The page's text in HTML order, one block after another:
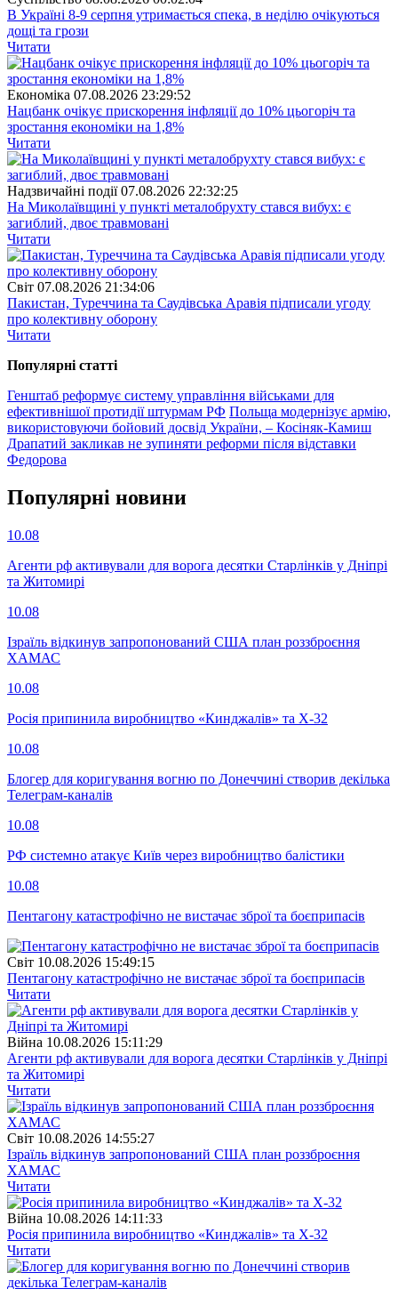
В Україні 8-9 серпня утримається спека, в неділю очікуються
дощі та грози
Читати
Економіка 07.08.2026 23:29:52
Нацбанк очікує прискорення інфляції до 10% цьогоріч та
зростання економіки на 1,8%
Читати
Надзвичайні події 07.08.2026 22:32:25
На Миколаївщині у пункті металобрухту стався вибух: є
загиблий, двоє травмовані
Читати
Свiт 07.08.2026 21:34:06
Пакистан, Туреччина та Саудівська Аравія підписали угоду
про колективну оборону
Читати
Популярнi статтi
Генштаб реформує систему управління військами для
ефективнішої протидії штурмам РФ Польща модернізує армію,
використовуючи бойовий досвід України, – Косіняк-Камиш
Драпатий закликав не зупиняти реформи після відставки
Федорова
Популярнi новини
10.08
Агенти рф активували для ворога десятки Старлінків у Дніпрі
та Житомирі
10.08
Ізраїль відкинув запропонований США план роззброєння
ХАМАС
10.08
Росія припинила виробництво «Кинджалів» та Х-32
10.08
Блогер для коригування вогню по Донеччині створив декілька
Телеграм-каналів
10.08
РФ системно атакує Київ через виробництво балістики
10.08
Пентагону катастрофічно не вистачає зброї та боєприпасів
Свiт 10.08.2026 15:49:15
Пентагону катастрофічно не вистачає зброї та боєприпасів
Читати
Війна 10.08.2026 15:11:29
Агенти рф активували для ворога десятки Старлінків у Дніпрі
та Житомирі
Читати
Свiт 10.08.2026 14:55:27
Ізраїль відкинув запропонований США план роззброєння
ХАМАС
Читати
Війна 10.08.2026 14:11:33
Росія припинила виробництво «Кинджалів» та Х-32
Читати